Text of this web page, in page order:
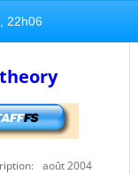
22h06
août 2004